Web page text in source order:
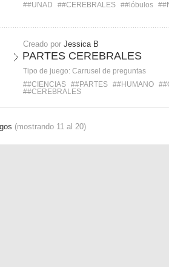
##UNAD
##CEREBRALES ##lóbulos
Creado por Jessica B
PARTES CEREBRALES
Tipo de juego: Carrusel de preguntas
##CIENCIAS ##PARTES ##HUMANO
##CEREBRALES
(mostrando 11 al 20)